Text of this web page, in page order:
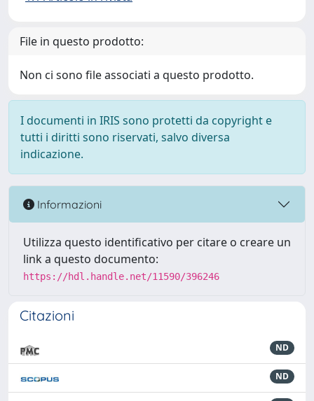
File in questo prodotto:
Non ci sono file associati a questo prodotto.
I documenti in IRIS sono protetti da copyright e
tutti i diritti sono riservati, salvo diversa
indicazione.
Informazioni
Utilizza questo identificativo per citare o creare un
link a questo documento:
https://hdl.handle.net/11590/396246
Citazioni
ND
ND